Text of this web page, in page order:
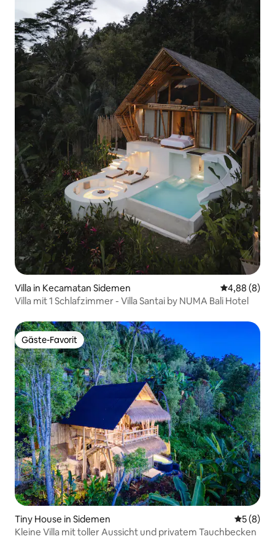
Villa in Kecamatan Sidemen
4,88 (8)
Villa mit 1 Schlafzimmer - Villa Santai by NUMA Bali Hotel
Gäste-Favorit
Gäste-Favorit
Tiny House in Sidemen
5 (8)
Kleine Villa mit toller Aussicht und privatem Tauchbecken